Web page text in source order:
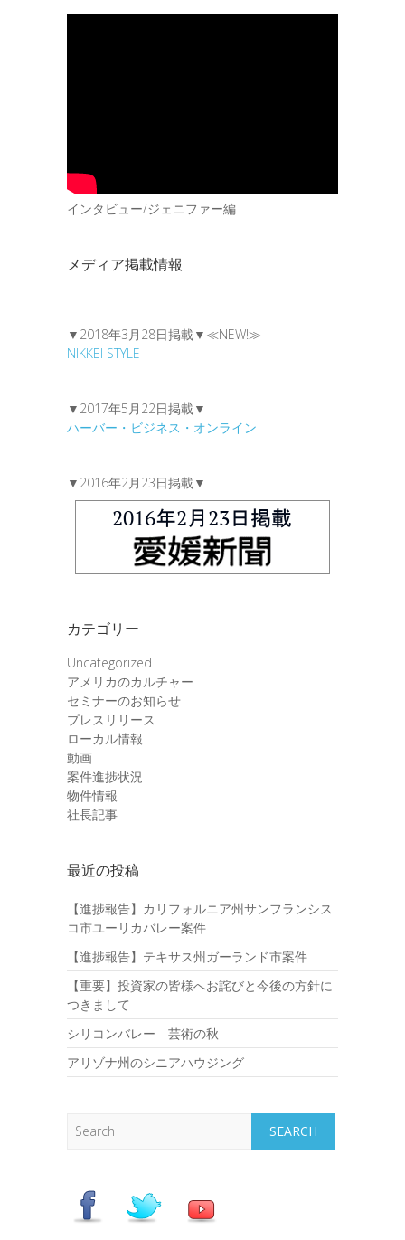
インタビュー/ジェニファー編
メディア掲載情報
▼2018年3月28日掲載▼≪NEW!≫
NIKKEI STYLE
▼2017年5月22日掲載▼
ハーバー・ビジネス・オンライン
▼2016年2月23日掲載▼
カテゴリー
Uncategorized
アメリカのカルチャー
セミナーのお知らせ
プレスリリース
ローカル情報
動画
案件進捗状況
物件情報
社長記事
最近の投稿
【進捗報告】カリフォルニア州サンフランシス
コ市ユーリカバレー案件
【進捗報告】テキサス州ガーランド市案件
【重要】投資家の皆様へお詫びと今後の方針に
つきまして
シリコンバレー 芸術の秋
アリゾナ州のシニアハウジング
Search